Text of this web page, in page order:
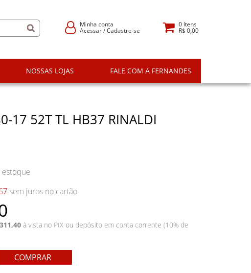
Minha conta
Acessar/Cadastre-se
0Itens
R$ 0,00
NOSSAS LOJAS FALE COM A FERNANDES
17 52T TL HB37 RINALDI
estoque
sem juros no cartão
à vista no PIX ou depósito em conta corrente (10% de
COMPRAR